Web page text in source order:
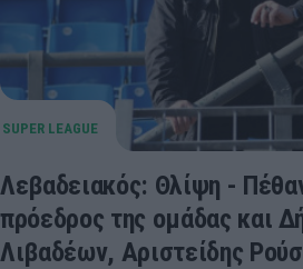
Λεβαδειακός: Θλίψη -
πρόεδρος της ομάδας και
Λιβαδέων, Αριστείδης